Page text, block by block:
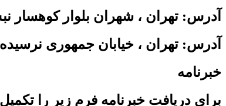
آدرس: تهران ، شهران بلوار کوهسار نبش نظری
آدرس: تهران ، خیابان جمهوری نرسیده به
خبرنامه
برای دریافت خبرنامه فرم زیر را تکمیل